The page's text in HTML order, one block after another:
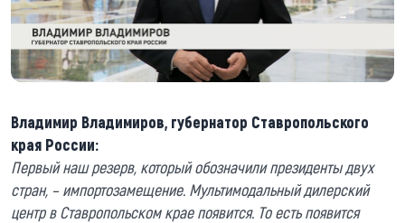
Владимир Владимиров, губернатор Ставропольского
края России:
Первый наш резерв, который обозначили президенты двух
стран, – импортозамещение. Мультимодальный дилерский
центр в Ставропольском крае появится. То есть появится